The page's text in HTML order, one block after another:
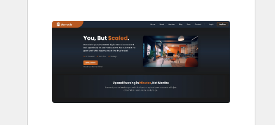
inne
elementy